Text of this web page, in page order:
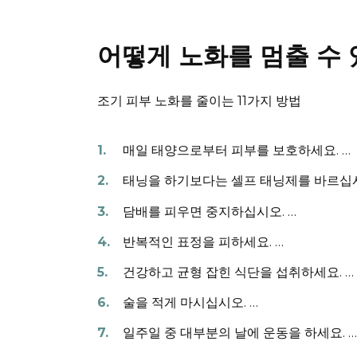
어떻게 노화를 멈출 수
조기 피부 노화를 줄이는 11가지 방법
매일 태양으로부터 피부를 보호하세요. …
태닝을 하기보다는 셀프 태닝제를 바르십
담배를 피우면 중지하십시오. …
반복적인 표정을 피하세요. …
건강하고 균형 잡힌 식단을 섭취하세요. …
술을 적게 마시십시오. …
일주일 중 대부분의 날에 운동을 하세요. …